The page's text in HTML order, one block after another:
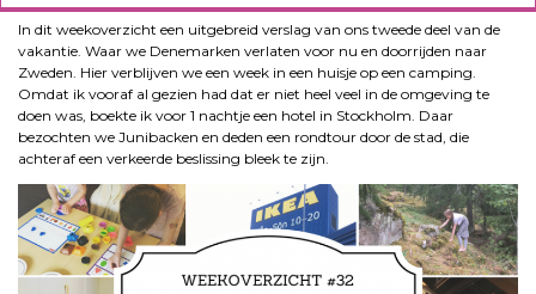
In dit weekoverzicht een uitgebreid verslag van ons tweede deel van de
vakantie. Waar we Denemarken verlaten voor nu en doorrijden naar
Zweden. Hier verblijven we een week in een huisje op een camping.
Omdat ik vooraf al gezien had dat er niet heel veel in de omgeving te
doen was, boekte ik voor 1 nachtje een hotel in Stockholm. Daar
bezochten we Junibacken en deden een rondtour door de stad, die
achteraf een verkeerde beslissing bleek te zijn.